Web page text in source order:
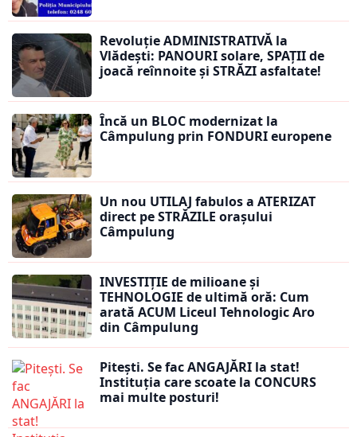
Revoluție ADMINISTRATIVĂ la
Vlădești: PANOURI solare, SPAȚII de
joacă reînnoite și STRĂZI asfaltate!
Încă un BLOC modernizat la
Câmpulung prin FONDURI europene
Un nou UTILAJ fabulos a ATERIZAT
direct pe STRĂZILE orașului
Câmpulung
INVESTIȚIE de milioane și
TEHNOLOGIE de ultimă oră: Cum
arată ACUM Liceul Tehnologic Aro
din Câmpulung
Pitești. Se fac ANGAJĂRI la stat!
Instituția care scoate la CONCURS
mai multe posturi!